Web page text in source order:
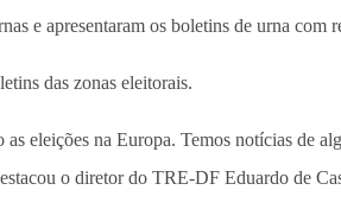
e apresentaram os boletins de urna com
das zonas eleitorais.
eleições na Europa. Temos notícias de
o diretor do TRE-DF Eduardo de